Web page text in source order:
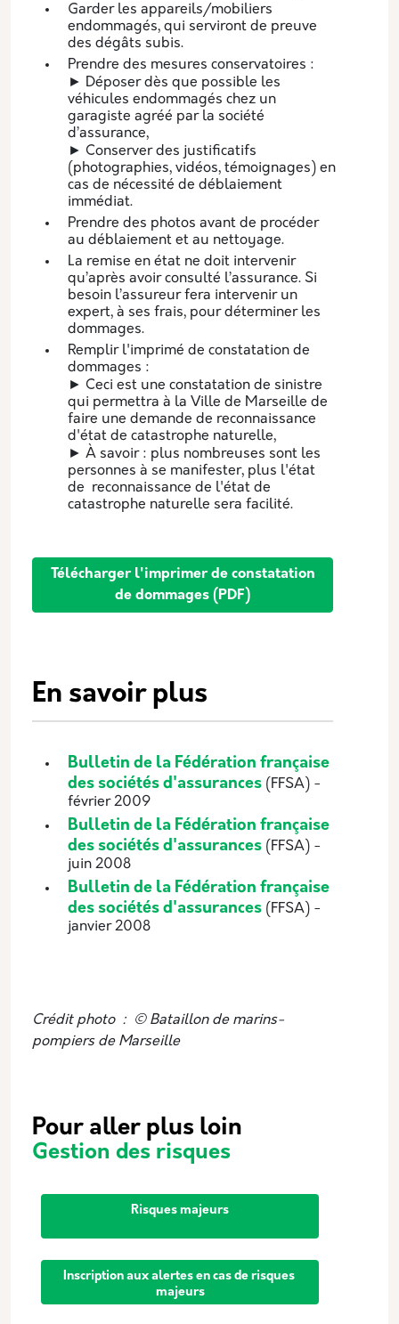
Garder les appareils/mobiliers
endommagés, qui serviront de preuve
des dégâts subis.
Prendre des mesures conservatoires :
► Déposer dès que possible les
véhicules endommagés chez un
garagiste agréé par la société
d’assurance,
► Conserver des justificatifs
(photographies, vidéos, témoignages) en
cas de nécessité de déblaiement
immédiat.
Prendre des photos avant de procéder
au déblaiement et au nettoyage.
La remise en état ne doit intervenir
qu’après avoir consulté l’assurance. Si
besoin l’assureur fera intervenir un
expert, à ses frais, pour déterminer les
dommages.
Remplir l'imprimé de constatation de
dommages :
► Ceci est une constatation de sinistre
qui permettra à la Ville de Marseille de
faire une demande de reconnaissance
d'état de catastrophe naturelle,
► À savoir : plus nombreuses sont les
personnes à se manifester, plus l'état
de reconnaissance de l'état de
catastrophe naturelle sera facilité.
Télécharger l'imprimer de constatation
de dommages (PDF)
En savoir plus
Bulletin de la Fédération française
des sociétés d'assurances (FFSA) -
février 2009
Bulletin de la Fédération française
des sociétés d'assurances (FFSA) -
juin 2008
Bulletin de la Fédération française
des sociétés d'assurances (FFSA) -
janvier 2008
Crédit photo : © Bataillon de marins-
pompiers de Marseille
Pour aller plus loin
Gestion des risques
Risques majeurs
Inscription aux alertes en cas de risques
majeurs